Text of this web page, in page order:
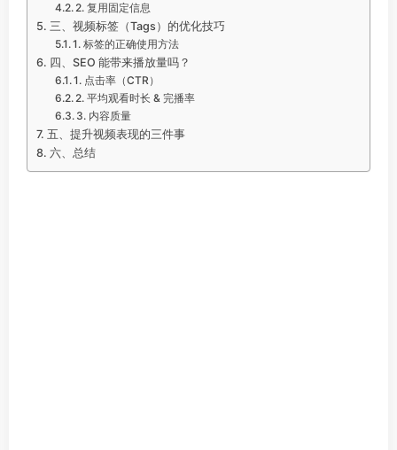
2. 复用固定信息
三、视频标签（Tags）的优化技巧
1. 标签的正确使用方法
四、SEO 能带来播放量吗？
1. 点击率（CTR）
2. 平均观看时长 & 完播率
3. 内容质量
五、提升视频表现的三件事
六、总结